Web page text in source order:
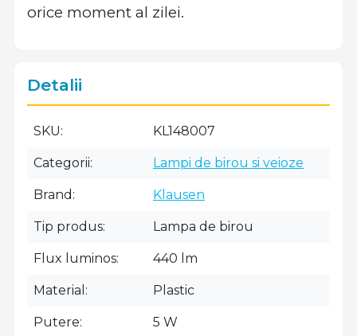
orice moment al zilei.
Detalii
SKU KL148007
Categorii Lampi de birou si veioze
Brand Klausen
Tip produs Lampa de birou
Flux luminos 440 lm
Material Plastic
Putere 5 W